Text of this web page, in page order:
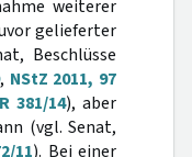
weiterer
gelieferter
Beschlüsse
, NStZ 2011, 97
381/14), aber
(vgl. Senat,
11). Bei einer